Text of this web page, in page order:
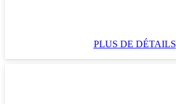
PLUS DE DÉTAILS